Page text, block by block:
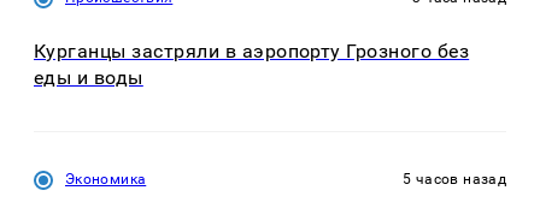
Курганцы застряли в аэропорту Грозного без
еды и воды
Экономика 5 часов назад